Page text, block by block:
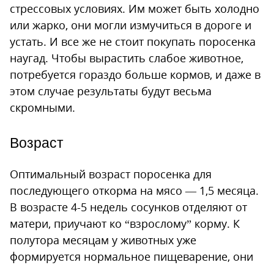
стрессовых условиях. Им может быть холодно
или жарко, они могли измучиться в дороге и
устать. И все же не стоит покупать поросенка
наугад. Чтобы вырастить слабое животное,
потребуется гораздо больше кормов, и даже в
этом случае результаты будут весьма
скромными.
Возраст
Оптимальный возраст поросенка для
последующего откорма на мясо — 1,5 месяца.
В возрасте 4-5 недель сосунков отделяют от
матери, приучают ко “взрослому” корму. К
полутора месяцам у животных уже
формируется нормальное пищеварение, они